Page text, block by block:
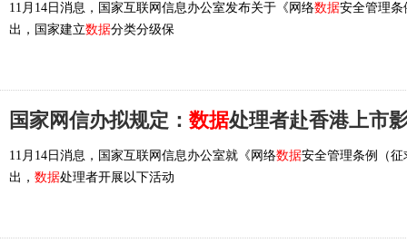
11月14日消息，国家互联网信息办公室发布关于《网络数据安全管理条
出，国家建立数据分类分级保
国家网信办拟规定： 数据处理者赴香港上市影响或
11月14日消息，国家互联网信息办公室就《网络数据安全管理条例（
出， 数据处理者开展以下活动